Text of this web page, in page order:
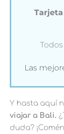
Las
Y hasta aquí
viajar a Bali.
duda?